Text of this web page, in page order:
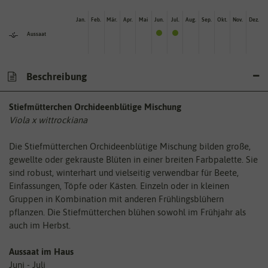
Aussaat
Jan. Feb. Mär. Apr. Mai Jun. Jul. Aug. Sep. Okt. Nov. Dez.
Beschreibung
Stiefmütterchen Orchideenblütige Mischung
Viola x wittrockiana
Die Stiefmütterchen Orchideenblütige Mischung bilden große,
gewellte oder gekrauste Blüten in einer breiten Farbpalette. Sie
sind robust, winterhart und vielseitig verwendbar für Beete,
Einfassungen, Töpfe oder Kästen. Einzeln oder in kleinen
Gruppen in Kombination mit anderen Frühlingsblühern
pflanzen. Die Stiefmütterchen blühen sowohl im Frühjahr als
auch im Herbst.
Aussaat im Haus
Juni - Juli